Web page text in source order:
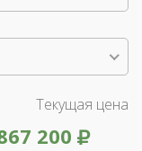
Текущая цена
200